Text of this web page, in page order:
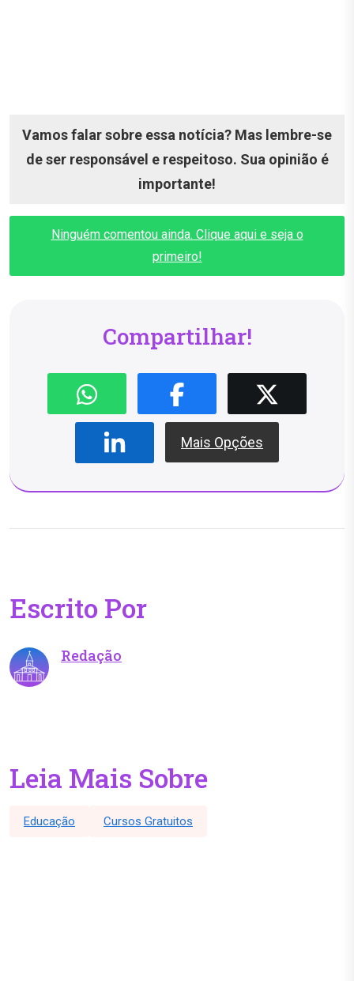
Vamos falar sobre essa notícia? Mas lembre-se
de ser responsável e respeitoso. Sua opinião é
importante!
Ninguém comentou ainda. Clique aqui e seja o
primeiro!
Compartilhar!
Mais Opções
Escrito Por
Redação
Leia Mais Sobre
Educação Cursos Gratuitos